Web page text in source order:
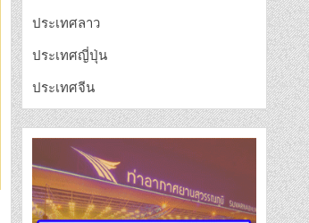
ประเทศลาว
ประเทศญี่ปุ่น
ประเทศจีน